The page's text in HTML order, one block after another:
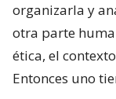
organizarla y
otra parte
ética, el
Entonces uno